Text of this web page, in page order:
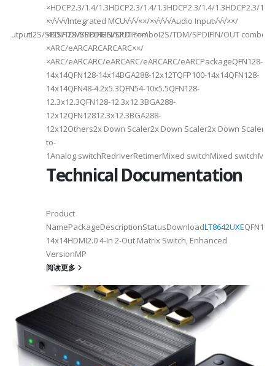
Cable30cm60cmUSB Cable3m4mPackageQFN12-
SPDIFI2S/SPDIFI2S/SPDIF××/
OTG 2.0 and BC 1.2USB 2.0, OTG 2.0 and BC 1.2Signal SupportHS,
×HDCP2.3/1.4/1.3HDCP2.3/1.4/1.3HDCP2.3/1.4/1.3HDCP2.3/1.4/
×√√√√Integrated MCU√√√××/×√√√√Audio Input√√√××/
×I2S/TDM/SPDIFIN/OUT comboI2S/TDM/SPDIFIN/OUT
×ARC/eARCARCARCARC××/
×ARC/eARCARC/eARCARC/eARCARC/eARCPackageQFN128-
14x14QFN128-14x14BGA288-12x12TQFP100-14x14QFN128-
14x14QFN48-4.2x5.3QFN54-10x5.5QFN128-
12.3x12.3QFN128-12.3x12.3BGA288-
12x12QFN12812.3x12.3BGA288-
12x12Others2x Down Scaler2x Down Scaler2x Down Scaler//
to-
1Analog switchRedriverRetimerMixed switchMixed
Technical Documentation
Product
NamePackageDescriptionStatusDownloadLT8642UXEQFN128-
14x14HDMI2.0 4-In 2-Out Matrix Switch, Enhanced
VersionMP
阅读更多